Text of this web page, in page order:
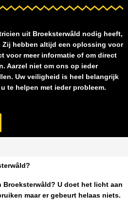
uit Broeksterwâld nodig heeft,
Zij hebben altijd een oplossing voor
voor meer informatie of om direct
Aarzel niet om ons op ieder
Uw veiligheid is heel belangrijk
te helpen met ieder probleem.
Broeksterwâld ? U doet het licht aan
maar er gebeurt helaas niets.